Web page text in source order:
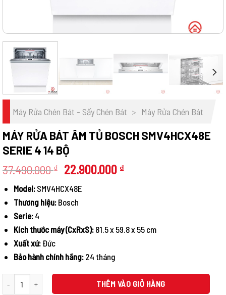
Máy Rửa Chén Bát - Sấy Chén Bát > Máy Rửa Chén Bát
MÁY RỬA BÁT ÂM TỦ BOSCH SMV4HCX48E
SERIE 4 14 BỘ
37.490.000₫
Giá
là:
37.490.000 ₫.
22.900.000 ₫Giá
Model: SMV4HCX48E
Thương hiệu: Bosch
Serie: 4
Kích thước máy (CxRxS): 81.5 x 59.8 x 55 cm
Xuất xứ: Đức
Bảo hành chính hãng: 24 tháng
MÁY RỬA BÁT ÂM TỦ BOSCH SMV4HCX48E SERIE 4 14 BỘ số lượng
THÊM VÀO GIỎ HÀNG